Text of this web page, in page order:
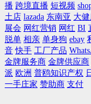
播 跨境直播 短视频
土店 lazada 东南亚 大
展会 网红营销 网红 BI
脱单 相亲 单身狗 ebay
音 快手 工厂产品
金牌服务商 金牌供应商
派 欧洲 普鸥知识产权
一手庄家 赞助商 支付